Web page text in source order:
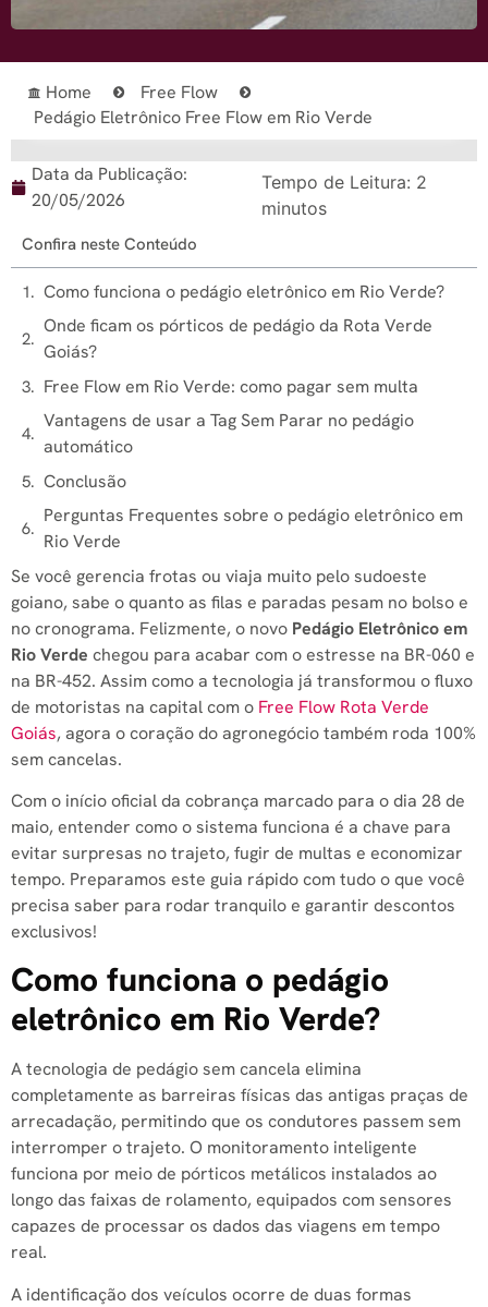
Home
Free Flow
Pedágio Eletrônico Free Flow em Rio Verde
Data da Publicação:
20/05/2026
Tempo de Leitura: 2
minutos
Confira neste Conteúdo
Como funciona o pedágio eletrônico em Rio Verde?
Onde ficam os pórticos de pedágio da Rota Verde
Goiás?
Free Flow em Rio Verde: como pagar sem multa
Vantagens de usar a Tag Sem Parar no pedágio
automático
Conclusão
Perguntas Frequentes sobre o pedágio eletrônico em
Rio Verde
Se você gerencia frotas ou viaja muito pelo sudoeste
goiano, sabe o quanto as filas e paradas pesam no bolso e
no cronograma. Felizmente, o novo Pedágio Eletrônico em
Rio Verde chegou para acabar com o estresse na BR-060 e
na BR-452. Assim como a tecnologia já transformou o fluxo
de motoristas na capital com o Free Flow Rota Verde
Goiás, agora o coração do agronegócio também roda 100%
sem cancelas.
Com o início oficial da cobrança marcado para o dia 28 de
maio, entender como o sistema funciona é a chave para
evitar surpresas no trajeto, fugir de multas e economizar
tempo. Preparamos este guia rápido com tudo o que você
precisa saber para rodar tranquilo e garantir descontos
exclusivos!
Como funciona o pedágio
eletrônico em Rio Verde?
A tecnologia de pedágio sem cancela elimina
completamente as barreiras físicas das antigas praças de
arrecadação, permitindo que os condutores passem sem
interromper o trajeto. O monitoramento inteligente
funciona por meio de pórticos metálicos instalados ao
longo das faixas de rolamento, equipados com sensores
capazes de processar os dados das viagens em tempo
real.
A identificação dos veículos ocorre de duas formas